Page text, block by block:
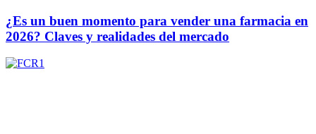
¿Es un buen momento para vender una farmacia en
2026? Claves y realidades del mercado